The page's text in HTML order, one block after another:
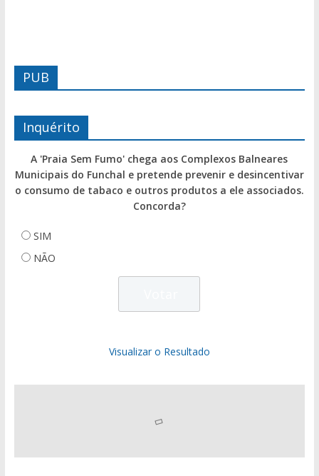
PUB
Inquérito
A 'Praia Sem Fumo' chega aos Complexos Balneares
Municipais do Funchal e pretende prevenir e desincentivar
o consumo de tabaco e outros produtos a ele associados.
Concorda?
SIM
NÃO
Visualizar o Resultado